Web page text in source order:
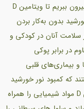
امروزه باید کودکان را تا آن‌جا که می‌توانیم بیرون ببریم تا ویتامین D
برابر نور خورشید بدون به‌کار بردن
سلامت آنان در كودكی و
در برابر پوكی
بیماری‌های قلبی
كه كمبود نور خورشید
خطر سرطان ریه را افزایش می‌دهد. ویتامین D مواد شیمیایی را همراه